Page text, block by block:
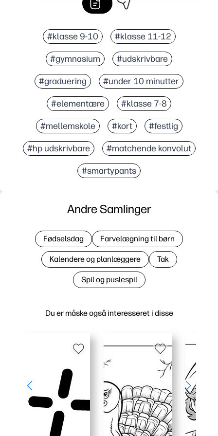
#klasse 9-10 #klasse 11-12
#gymnasium #udskrivbare
#graduering #under 10 minutter
#elementære #klasse 7-8
#mellemskole #kort #festlig
#hp udskrivbare #matchende konvolut
#smartypants
Du er måske også interesseret i disse
Andre Samlinger
Fødselsdag Farvelægning til børn
Kalendere og planlæggere Tak
Spil og puslespil